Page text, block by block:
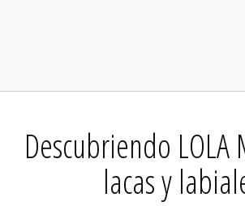
Descubriendo LOLA
lacas y